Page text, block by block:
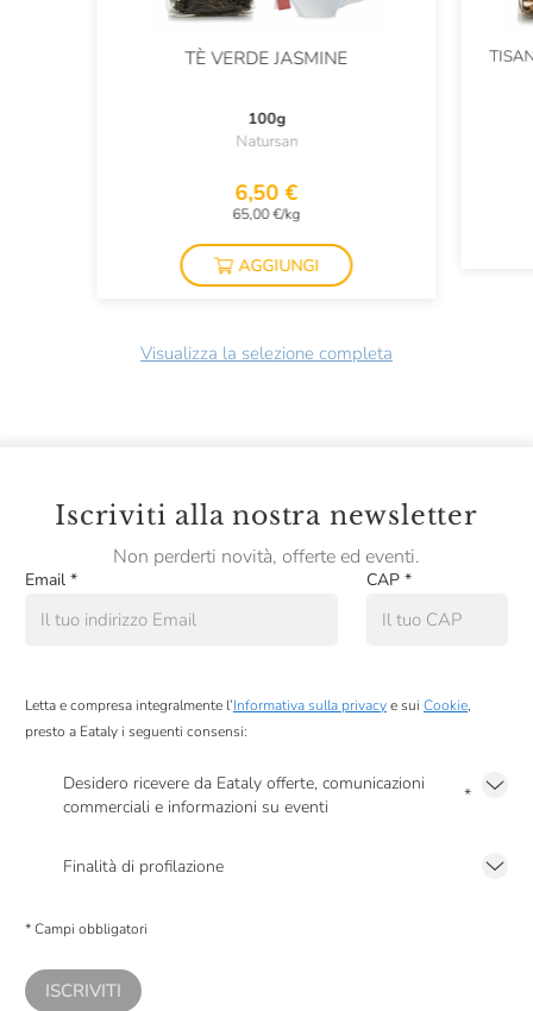
TÈ VERDE JASMINE
100g
Natursan
6,50 €
65,00 €/kg
AGGIUNGI
Visualizza la selezione completa
Iscriviti alla nostra newsletter
Non perderti novità, offerte ed eventi.
Email * CAP *
Letta e compresa integralmente l’Informativa sulla privacye sui Cookie,
presto a Eataly i seguenti consensi:
Desidero ricevere da Eataly offerte, comunicazioni
commerciali e informazioni su eventi
*
Finalità di profilazione
comunicazioni commerciali personalizzate, in caso di consenso prestato ai
* Campi obbligatori
ISCRIVITI